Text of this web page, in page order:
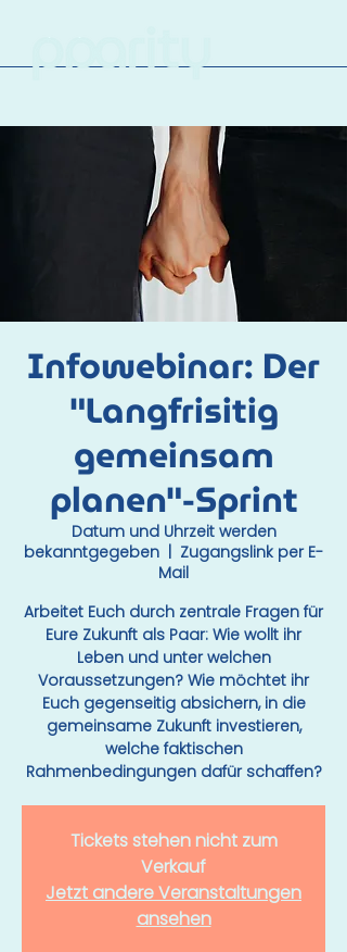
Infowebinar: Der
"Langfrisitig
gemeinsam
planen"-Sprint
Datum und Uhrzeit werden
bekanntgegeben
Zugangslink per E-
Mail
Arbeitet Euch durch zentrale Fragen für
Eure Zukunft als Paar: Wie wollt ihr
Leben und unter welchen
Voraussetzungen? Wie möchtet ihr
Euch gegenseitig absichern, in die
gemeinsame Zukunft investieren,
welche faktischen
Rahmenbedingungen dafür schaffen?
Tickets stehen nicht zum
Verkauf
Jetzt andere Veranstaltungen
ansehen